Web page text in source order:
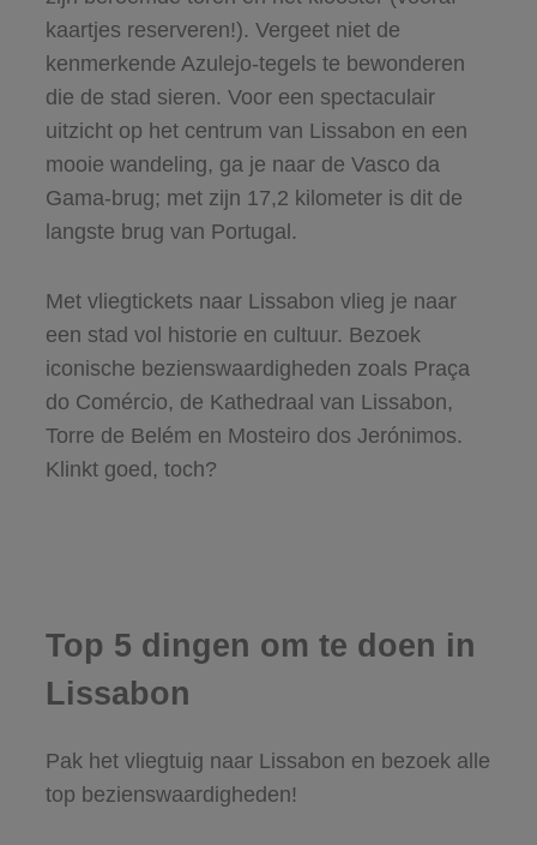
kaartjes reserveren!). Vergeet niet de
kenmerkende Azulejo-tegels te bewonderen
die de stad sieren. Voor een spectaculair
uitzicht op het centrum van Lissabon en een
mooie wandeling, ga je naar de Vasco da
Gama-brug; met zijn 17,2 kilometer is dit de
langste brug van Portugal.
Met vliegtickets naar Lissabon vlieg je naar
een stad vol historie en cultuur. Bezoek
iconische bezienswaardigheden zoals Praça
do Comércio, de Kathedraal van Lissabon,
Torre de Belém en Mosteiro dos Jerónimos.
Klinkt goed, toch?
Top 5 dingen om te doen in
Lissabon
Pak het vliegtuig naar Lissabon en bezoek alle
top bezienswaardigheden!